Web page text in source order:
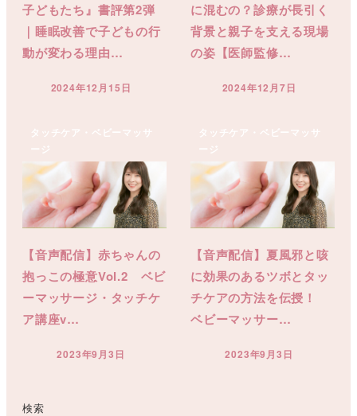
子どもたち』書評第2弾
｜睡眠改善で子どもの行
動が変わる理由…
投稿日
2024年12月15日
に混むの？診療が長引く
背景と親子を支える現場
の姿【医師監修…
投稿日
2024年12月7日
タッチケア・ベビーマッサ
ージ
【音声配信】赤ちゃんの
抱っこの極意Vol.2 ベビ
ーマッサージ・タッチケ
ア講座v…
投稿日
2023年9月3日
タッチケア・ベビーマッサ
ージ
【音声配信】夏風邪と咳
に効果のあるツボとタッ
チケアの方法を伝授！
ベビーマッサー…
投稿日
2023年9月3日
検索